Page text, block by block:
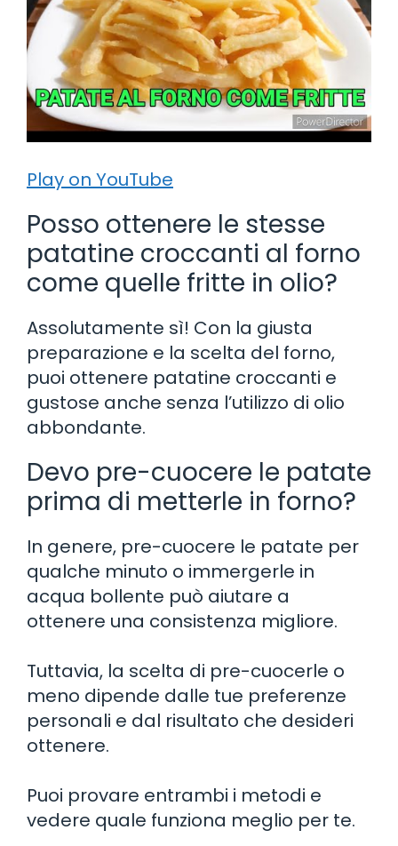
Play on YouTube
Posso ottenere le stesse
patatine croccanti al forno
come quelle fritte in olio?
Assolutamente sì! Con la giusta
preparazione e la scelta del forno,
puoi ottenere patatine croccanti e
gustose anche senza l’utilizzo di olio
abbondante.
Devo pre-cuocere le patate
prima di metterle in forno?
In genere, pre-cuocere le patate per
qualche minuto o immergerle in
acqua bollente può aiutare a
ottenere una consistenza migliore.
Tuttavia, la scelta di pre-cuocerle o
meno dipende dalle tue preferenze
personali e dal risultato che desideri
ottenere.
Puoi provare entrambi i metodi e
vedere quale funziona meglio per te.